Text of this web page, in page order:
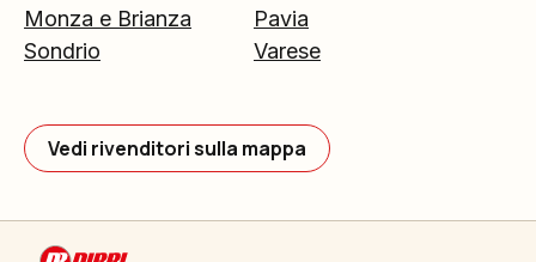
Monza e Brianza
Pavia
Sondrio
Varese
Vedi rivenditori sulla mappa